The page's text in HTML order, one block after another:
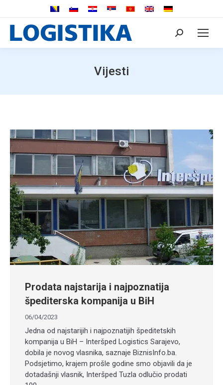
Search:
Vijesti
Prodata najstarija i najpoznatija
špediterska kompanija u BiH
06/04/2023
Jedna od najstarijih i najpoznatijih špeditetskih
kompanija u BiH – Interšped Logistics Sarajevo,
dobila je novog vlasnika, saznaje BiznisInfo.ba.
Podsjetimo, krajem prošle godine smo objavili da je
dotadašnji vlasnik, Interšped Tuzla odlučio prodati